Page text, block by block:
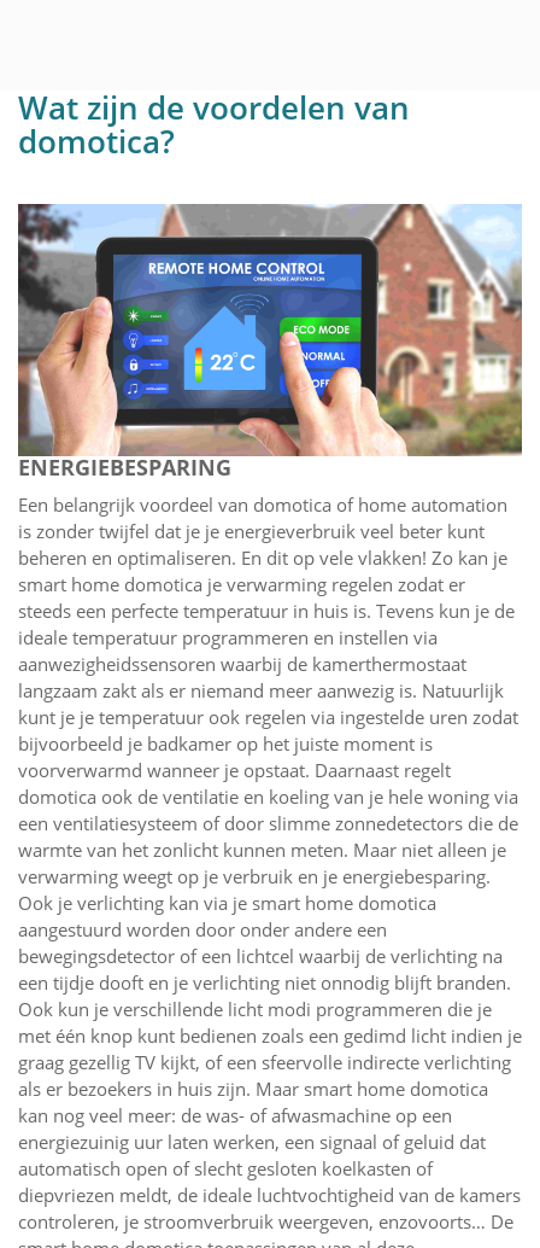
Wat zijn de voordelen van
domotica?
ENERGIEBESPARING
Een belangrijk voordeel van domotica of home automation
is zonder twijfel dat je je energieverbruik veel beter kunt
beheren en optimaliseren. En dit op vele vlakken! Zo kan je
smart home domotica je verwarming regelen zodat er
steeds een perfecte temperatuur in huis is. Tevens kun je de
ideale temperatuur programmeren en instellen via
aanwezigheidssensoren waarbij de kamerthermostaat
langzaam zakt als er niemand meer aanwezig is. Natuurlijk
kunt je je temperatuur ook regelen via ingestelde uren zodat
bijvoorbeeld je badkamer op het juiste moment is
voorverwarmd wanneer je opstaat. Daarnaast regelt
domotica ook de ventilatie en koeling van je hele woning via
een ventilatiesysteem of door slimme zonnedetectors die de
warmte van het zonlicht kunnen meten. Maar niet alleen je
verwarming weegt op je verbruik en je energiebesparing.
Ook je verlichting kan via je smart home domotica
aangestuurd worden door onder andere een
bewegingsdetector of een lichtcel waarbij de verlichting na
een tijdje dooft en je verlichting niet onnodig blijft branden.
Ook kun je verschillende licht modi programmeren die je
met één knop kunt bedienen zoals een gedimd licht indien je
graag gezellig TV kijkt, of een sfeervolle indirecte verlichting
als er bezoekers in huis zijn. Maar smart home domotica
kan nog veel meer: de was- of afwasmachine op een
energiezuinig uur laten werken, een signaal of geluid dat
automatisch open of slecht gesloten koelkasten of
diepvriezen meldt, de ideale luchtvochtigheid van de kamers
controleren, je stroomverbruik weergeven, enzovoorts… De